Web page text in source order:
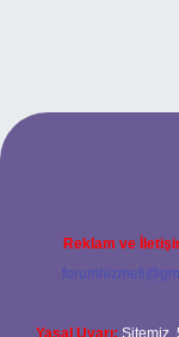
güncel giriş
Reklam ve
Yasal Uyarı: Sitemiz,